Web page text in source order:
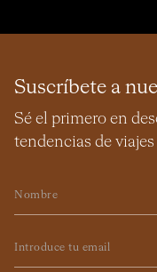
Suscríbete a
Sé el primero en
tendencias de viajes